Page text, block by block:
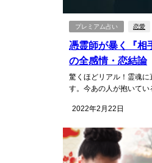
プレミアム占い 恋愛
憑霊師が暴く『相
の全感情・恋結論
驚くほどリアル！霊魂に
す。今あの人が抱いてい
2022年2月22日